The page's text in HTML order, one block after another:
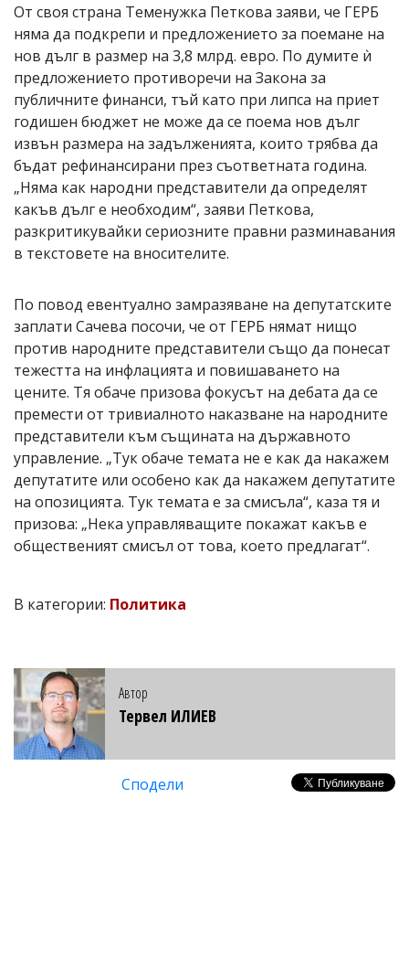
От своя страна Теменужка Петкова заяви, че ГЕРБ
няма да подкрепи и предложението за поемане на
нов дълг в размер на 3,8 млрд. евро. По думите ѝ
предложението противоречи на Закона за
публичните финанси, тъй като при липса на приет
годишен бюджет не може да се поема нов дълг
извън размера на задълженията, които трябва да
бъдат рефинансирани през съответната година.
„Няма как народни представители да определят
какъв дълг е необходим“, заяви Петкова,
разкритикувайки сериозните правни разминавания
в текстовете на вносителите.
По повод евентуално замразяване на депутатските
заплати Сачева посочи, че от ГЕРБ нямат нищо
против народните представители също да понесат
тежестта на инфлацията и повишаването на
цените. Тя обаче призова фокусът на дебата да се
премести от тривиалното наказване на народните
представители към същината на държавното
управление. „Тук обаче темата не е как да накажем
депутатите или особено как да накажем депутатите
на опозицията. Тук темата е за смисъла“, каза тя и
призова: „Нека управляващите покажат какъв е
общественият смисъл от това, което предлагат“.
В категории: Политика
Автор
Тервел ИЛИЕВ
Сподели